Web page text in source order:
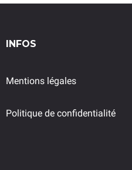
INFOS
Mentions légales
Politique de confidentialité